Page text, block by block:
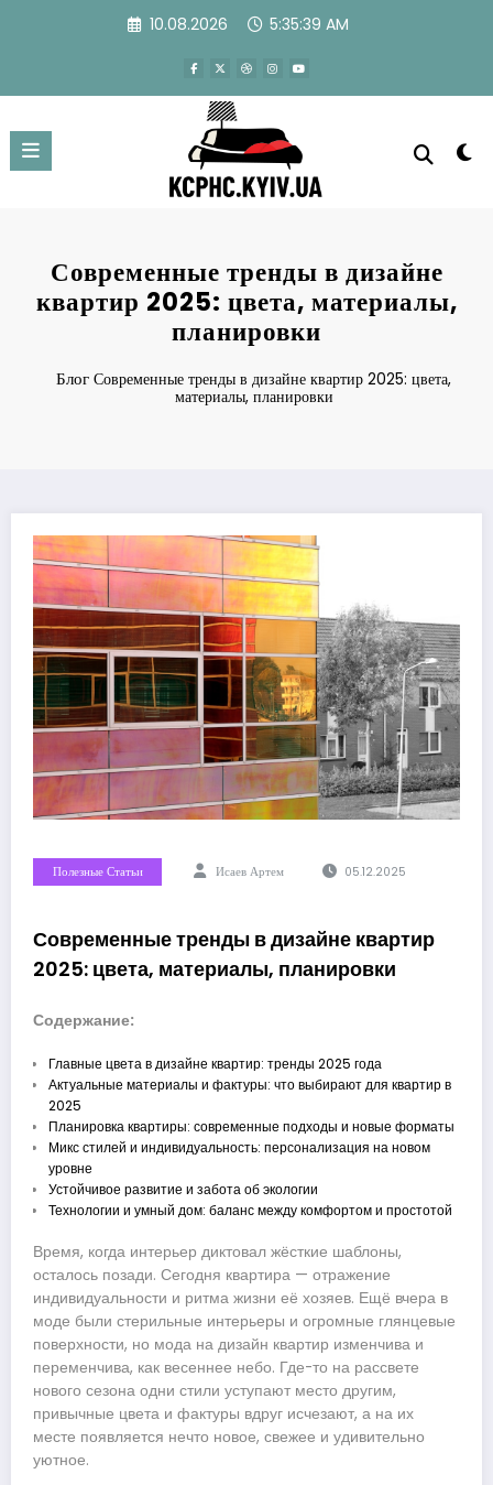
10.08.2026 5:35:40 AM
Современные тренды в дизайне
квартир 2025: цвета, материалы,
планировки
Блог Современные тренды в дизайне квартир 2025: цвета,
материалы, планировки
Полезные Статьи Исаев Артем 05.12.2025
Современные тренды в дизайне квартир
2025: цвета, материалы, планировки
Содержание:
Главные цвета в дизайне квартир: тренды 2025 года
Актуальные материалы и фактуры: что выбирают для квартир в
2025
Планировка квартиры: современные подходы и новые форматы
Микс стилей и индивидуальность: персонализация на новом
уровне
Устойчивое развитие и забота об экологии
Технологии и умный дом: баланс между комфортом и простотой
Время, когда интерьер диктовал жёсткие шаблоны,
осталось позади. Сегодня квартира — отражение
индивидуальности и ритма жизни её хозяев. Ещё вчера в
моде были стерильные интерьеры и огромные глянцевые
поверхности, но мода на дизайн квартир изменчива и
переменчива, как весеннее небо. Где-то на рассвете
нового сезона одни стили уступают место другим,
привычные цвета и фактуры вдруг исчезают, а на их
месте появляется нечто новое, свежее и удивительно
уютное.